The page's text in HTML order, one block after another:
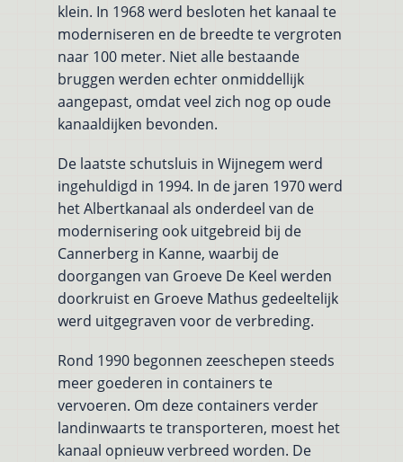
klein. In 1968 werd besloten het kanaal te
moderniseren en de breedte te vergroten
naar 100 meter. Niet alle bestaande
bruggen werden echter onmiddellijk
aangepast, omdat veel zich nog op oude
kanaaldijken bevonden.
De laatste schutsluis in Wijnegem werd
ingehuldigd in 1994. In de jaren 1970 werd
het Albertkanaal als onderdeel van de
modernisering ook uitgebreid bij de
Cannerberg in Kanne, waarbij de
doorgangen van Groeve De Keel werden
doorkruist en Groeve Mathus gedeeltelijk
werd uitgegraven voor de verbreding.
Rond 1990 begonnen zeeschepen steeds
meer goederen in containers te
vervoeren. Om deze containers verder
landinwaarts te transporteren, moest het
kanaal opnieuw verbreed worden. De